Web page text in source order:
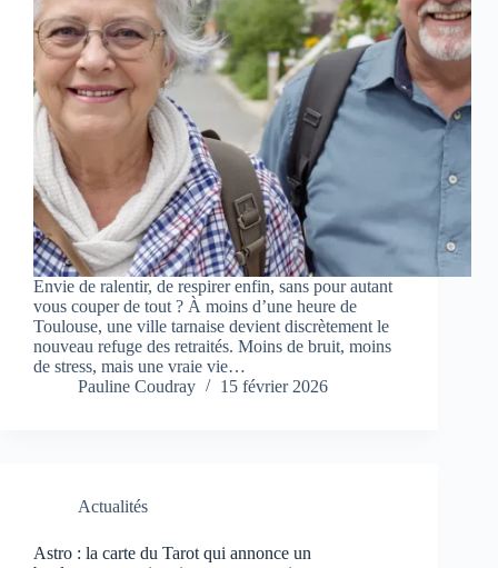
Envie de ralentir, de respirer enfin, sans pour autant
vous couper de tout ? À moins d’une heure de
Toulouse, une ville tarnaise devient discrètement le
nouveau refuge des retraités. Moins de bruit, moins
de stress, mais une vraie vie…
Pauline Coudray
15 février 2026
Actualités
Astro : la carte du Tarot qui annonce un